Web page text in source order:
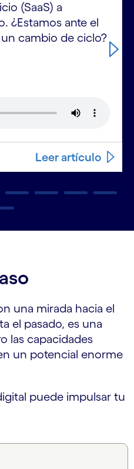
(SaaS) a
¿Estamos ante el
cambio de ciclo?
Leer artículo
una mirada hacia el
el pasado, es una
las capacidades
un potencial enorme
puede impulsar tu